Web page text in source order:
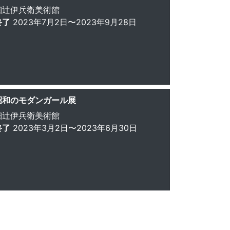
辻伊兵衛美術館
了 2023年7月2日〜2023年9月28日
和のモダンガール展
辻伊兵衛美術館
了 2023年3月2日〜2023年6月30日